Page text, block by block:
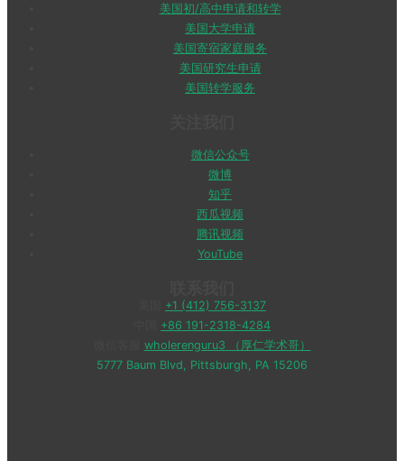
美国初/高中申请和转学
美国大学申请
美国寄宿家庭服务
美国研究生申请
美国转学服务
微信公众号
微博
知乎
西瓜视频
腾讯视频
YouTube
+1 (412) 756-3137
+86 191-2318-4284
wholerenguru3 （厚仁学术哥）
5777 Baum Blvd, Pittsburgh, PA 15206